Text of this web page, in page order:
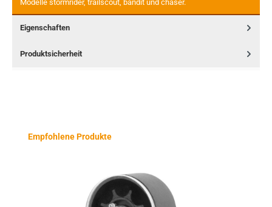
Modelle stormrider, trailscout, bandit und chaser.
Eigenschaften
Produktsicherheit
Produktgalerie überspringen
Empfohlene Produkte